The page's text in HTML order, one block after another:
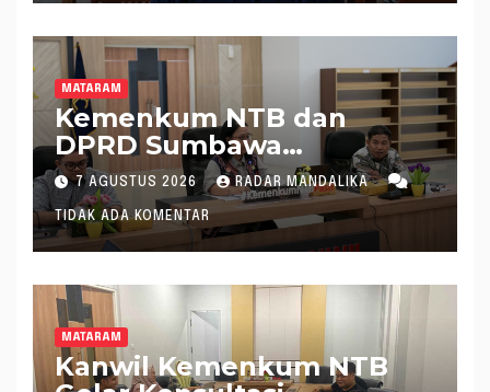
MATARAM
Kemenkum NTB dan
DPRD Sumbawa
Mantapkan Rencana
Pembentukan 8 Raperda
Inisiatif
7 AGUSTUS 2026 RADAR MANDALIKA
TIDAK ADA KOMENTAR
MATARAM
Kanwil Kemenkum NTB